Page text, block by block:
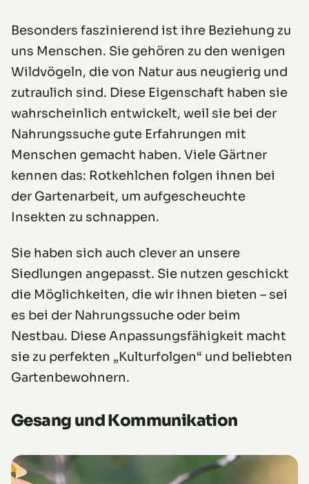
Besonders faszinierend ist ihre Beziehung zu
uns Menschen. Sie gehören zu den wenigen
Wildvögeln, die von Natur aus neugierig und
zutraulich sind. Diese Eigenschaft haben sie
wahrscheinlich entwickelt, weil sie bei der
Nahrungssuche gute Erfahrungen mit
Menschen gemacht haben. Viele Gärtner
kennen das: Rotkehlchen folgen ihnen bei
der Gartenarbeit, um aufgescheuchte
Insekten zu schnappen.
Sie haben sich auch clever an unsere
Siedlungen angepasst. Sie nutzen geschickt
die Möglichkeiten, die wir ihnen bieten – sei
es bei der Nahrungssuche oder beim
Nestbau. Diese Anpassungsfähigkeit macht
sie zu perfekten „Kulturfolgen“ und beliebten
Gartenbewohnern.
Gesang und Kommunikation